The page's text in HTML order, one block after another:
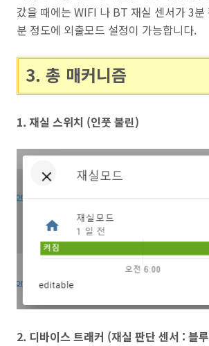
갔을 때에는 WIFI 나 BT 재실 센서가 3분
분 정도에 외출모드 설정이 가능합니다.
3. 총 매커니즘
1. 재실 스위치 (인풋 불린)
2. 디바이스 트래커 (재실 판단 센서 : 블